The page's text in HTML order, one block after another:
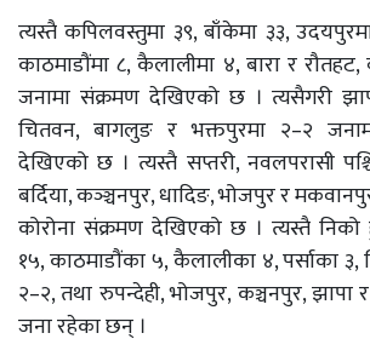
त्यस्तै कपिलवस्तुमा ३९, बाँकेमा ३३,
काठमाडौंमा ८, कैलालीमा ४, बारा र रौतहट,
जनामा संक्रमण देखिएको छ । त्यसैगरी
चितवन, बागलुङ र भक्तपुरमा २–२
देखिएको छ । त्यस्तै सप्तरी, नवलपरासी
बर्दिया, कञ्ञ्चनपुर, धादिङ, भोजपुर र
कोरोना संक्रमण देखिएको छ । त्यस्तै
१५, काठमाडौंका ५, कैलालीका ४, पर्साका
२–२, तथा रुपन्देही, भोजपुर, कञ्चनपुर,
जना रहेका छन् ।